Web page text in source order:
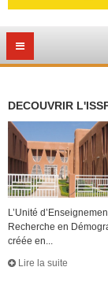
DECOUVRIR
L’Unité
Recherche en
créée en...
Lire la suite